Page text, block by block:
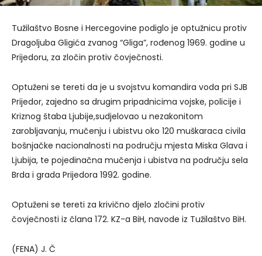
Tužilaštvo Bosne i Hercegovine podiglo je optužnicu protiv
Dragoljuba Gligića zvanog “Gliga”, rođenog 1969. godine u
Prijedoru, za zločin protiv čovječnosti.
Optuženi se tereti da je u svojstvu komandira voda pri SJB
Prijedor, zajedno sa drugim pripadnicima vojske, policije i
Kriznog štaba Ljubije,sudjelovao u nezakonitom
zarobljavanju, mučenju i ubistvu oko 120 muškaraca civila
bošnjačke nacionalnosti na području mjesta Miska Glava i
Ljubija, te pojedinačna mučenja i ubistva na području sela
Brda i grada Prijedora 1992. godine.
Optuženi se tereti za krivično djelo zločini protiv
čovječnosti iz člana 172. KZ-a BiH, navode iz Tužilaštvo BiH.
(FENA) J. Č